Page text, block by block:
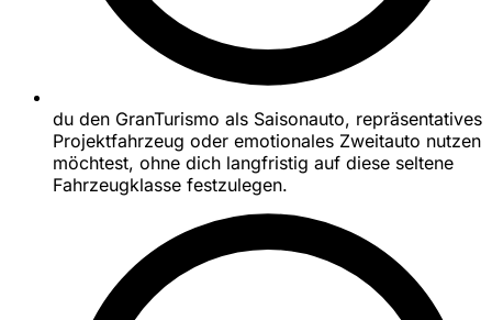
du den GranTurismo als Saisonauto, repräsentatives
Projektfahrzeug oder emotionales Zweitauto nutzen
möchtest, ohne dich langfristig auf diese seltene
Fahrzeugklasse festzulegen.